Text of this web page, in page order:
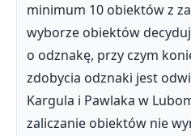
minimum 10 obiektów z
wyborze obiektów
o odznakę, przy czym
zdobycia odznaki jest
Kargula i Pawlaka w
zaliczanie obiektów nie